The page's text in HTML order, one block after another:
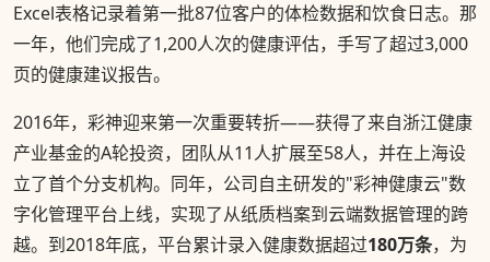
Excel表格记录着第一批87位客户的体检数据和饮食日志。那
一年，他们完成了1,200人次的健康评估，手写了超过3,000
页的健康建议报告。
2016年，彩神迎来第一次重要转折——获得了来自浙江健康
产业基金的A轮投资，团队从11人扩展至58人，并在上海设
立了首个分支机构。同年，公司自主研发的"彩神健康云"数
字化管理平台上线，实现了从纸质档案到云端数据管理的跨
越。到2018年底，平台累计录入健康数据超过180万条，为